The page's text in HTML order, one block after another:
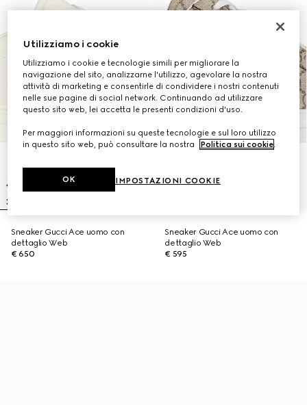
Sneaker Gucci Ace uomo con
dettaglio Web
€ 650
Sneaker Gucci Ace uomo con
dettaglio Web
€ 595
Utilizziamo i cookie
Utilizziamo i cookie e tecnologie simili per migliorare la
navigazione del sito, analizzarne l'utilizzo, agevolare la nostra
attività di marketing e consentirle di condividere i nostri contenuti
nelle sue pagine di social network. Continuando ad utilizzare
questo sito web, lei accetta le presenti condizioni d'uso.
Per maggiori informazioni su queste tecnologie e sul loro utilizzo
in questo sito web, può consultare la nostra
Politica sui cookie.
IMPOSTAZIONI COOKIE
OK